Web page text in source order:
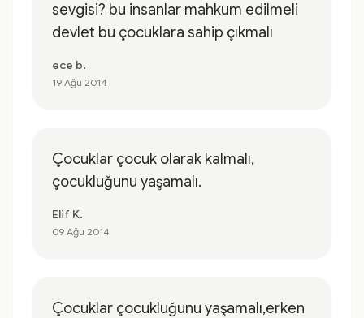
sevgisi? bu insanlar mahkum edilmeli
devlet bu çocuklara sahip çıkmalı
ece b.
19 Ağu 2014
Çocuklar çocuk olarak kalmalı,
çocukluğunu yaşamalı.
Elif K.
09 Ağu 2014
Çocuklar çocukluğunu yaşamalı,erken